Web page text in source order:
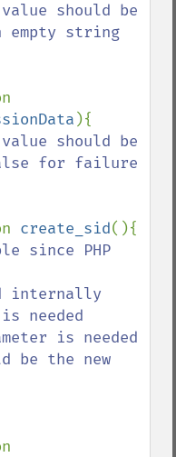
should be
empty string
){
should be
for failure
create_sid(){
since PHP
needed
be the new